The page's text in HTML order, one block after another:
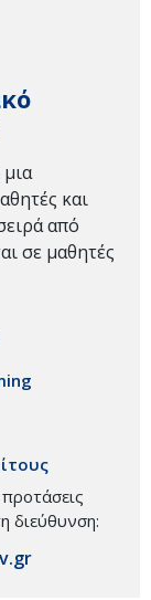
και
από
σε μαθητές
διεύθυνση: